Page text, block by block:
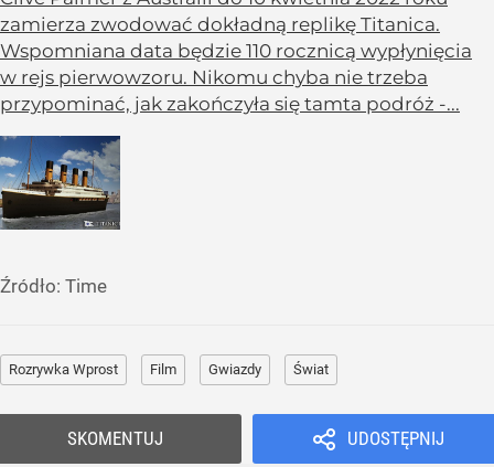
zamierza zwodować dokładną replikę Titanica.
Wspomniana data będzie 110 rocznicą wypłynięcia
w rejs pierwowzoru. Nikomu chyba nie trzeba
przypominać, jak zakończyła się tamta podróż -...
Źródło: Time
Rozrywka Wprost Film Gwiazdy Świat
UDOSTĘPNIJ
SKOMENTUJ